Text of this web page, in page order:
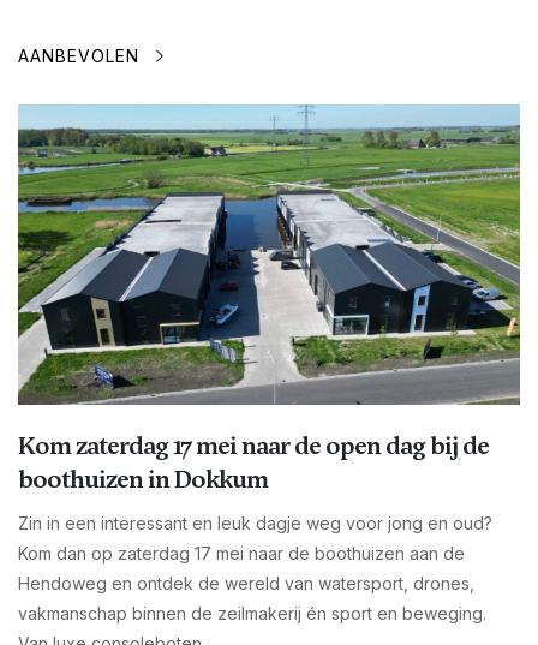
AANBEVOLEN
Kom zaterdag 17 mei naar de open dag bij de
boothuizen in Dokkum
Zin in een interessant en leuk dagje weg voor jong en oud?
Kom dan op zaterdag 17 mei naar de boothuizen aan de
Hendoweg en ontdek de wereld van watersport, drones,
vakmanschap binnen de zeilmakerij én sport en beweging.